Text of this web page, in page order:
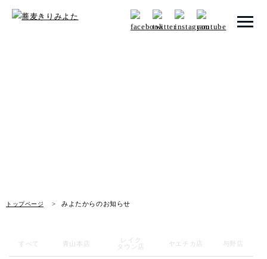
トップページ みよたからのお知らせ
メニュー 一覧
すべて 青山本店
レイク
タウン店
ヤエチカ店 与野店